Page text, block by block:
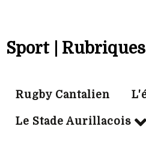
Sport |
Rugby Cantalien
Le Stade Aurillacois